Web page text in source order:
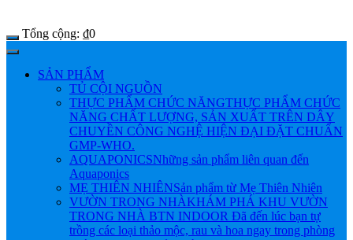
Tổng cộng: ₫0
SẢN PHẨM
TỦ CỘI NGUỒN
THỰC PHẨM CHỨC NĂNGTHỰC PHẨM CHỨC
NĂNG CHẤT LƯỢNG, SẢN XUẤT TRÊN DÂY
CHUYỀN CÔNG NGHỆ HIỆN ĐẠI ĐẶT CHUẨN
GMP-WHO.
AQUAPONICSNhững sản phẩm liên quan đến
Aquaponics
MẸ THIÊN NHIÊNSản phẩm từ Mẹ Thiên Nhiên
VƯỜN TRONG NHÀKHÁM PHÁ KHU VƯỜN
TRONG NHÀ BTN INDOOR Đã đến lúc bạn tự
trồng các loại thảo mộc, rau và hoa ngay trong phòng